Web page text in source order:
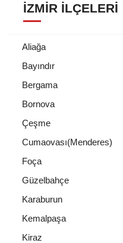
İZMIR İLÇELERI
Aliağa
Bayındır
Bergama
Bornova
Çeşme
Cumaovası(Menderes)
Foça
Güzelbahçe
Karaburun
Kemalpaşa
Kiraz